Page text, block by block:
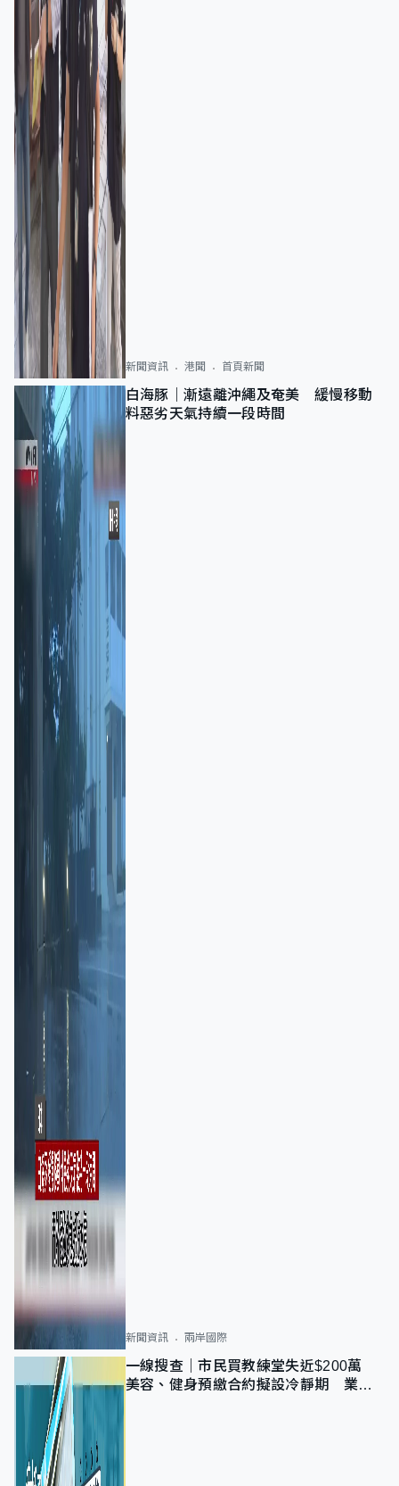
新聞資訊 港聞 首頁新聞
白海豚｜漸遠離沖繩及奄美 緩慢移動
料惡劣天氣持續一段時間
新聞資訊 兩岸國際
一線搜查｜市民買教練堂失近$200萬
美容、健身預繳合約擬設冷靜期 業界